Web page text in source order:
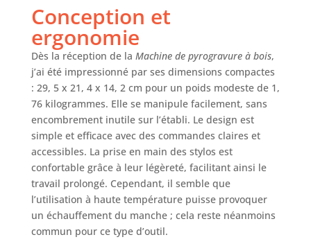
bois ou cuir,
produisant un
professionnel et
uniforme ✅️Kit
pyrogravure 33
pointes - Il
comprend 33
petites pointes
électriques pour
bois, cuir, meubles
et citrouilles; les
différentes pointes
permettent de
créer lignes
variées et textures,
Conception et
ergonomie
Dès la réception de la Machine de pyrogravure à bois,
j’ai été impressionné par ses dimensions compactes
: 29, 5 x 21, 4 x 14, 2 cm pour un poids modeste de 1,
76 kilogrammes. Elle se manipule facilement, sans
encombrement inutile sur l’établi. Le design est
simple et efficace avec des commandes claires et
accessibles. La prise en main des stylos est
confortable grâce à leur légèreté, facilitant ainsi le
travail prolongé. Cependant, il semble que
l’utilisation à haute température puisse provoquer
un échauffement du manche ; cela reste néanmoins
commun pour ce type d’outil.